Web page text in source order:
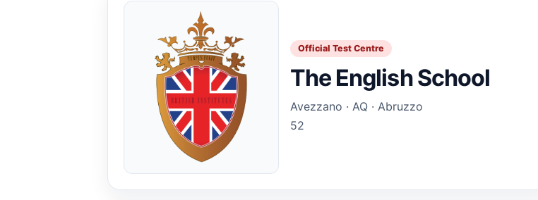
Official Test Centre
The English School
Avezzano · AQ · Abruzzo
52